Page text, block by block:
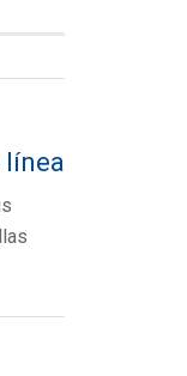
línea